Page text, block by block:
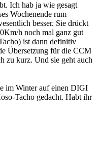
Ich hab ja wie gesagt
Wochenende rum
besser. Sie drückt
h noch mal ganz gut
ist dann definitiv
Übersetzung für die CCM
zu kurz. Und sie geht auch
im Winter auf einen DIGI
Tacho gedacht. Habt ihr